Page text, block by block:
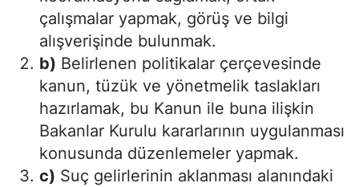
çalışmalar yapmak, görüş ve bilgi
alışverişinde bulunmak.
b) Belirlenen politikalar çerçevesinde
kanun, tüzük ve yönetmelik taslakları
hazırlamak, bu Kanun ile buna ilişkin
Bakanlar Kurulu kararlarının uygulanması
konusunda düzenlemeler yapmak.
c) Suç gelirlerinin aklanması alanındaki